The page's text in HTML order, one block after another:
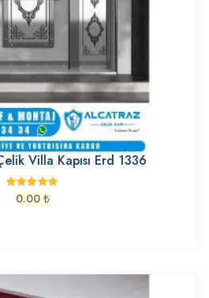
Villa Kapısı Erd 1336
0.00 ₺